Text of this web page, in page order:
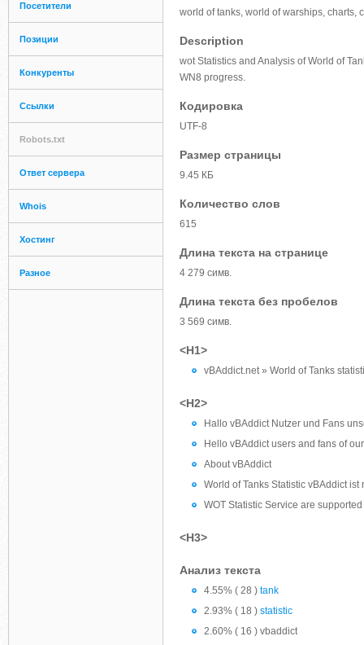
Посетители
Позиции
Конкуренты
Ссылки
Robots.txt
Ответ сервера
Whois
Хостинг
Разное
world of tanks, world of warships, charts,
Description
wot Statistics and Analysis of World of
WN8 progress.
Кодировка
UTF-8
Размер страницы
9.45 КБ
Количество слов
615
Длина текста на странице
4 279 симв.
Длина текста без пробелов
3 569 симв.
<H1>
vBAddict.net » World of Tanks
<H2>
Hallo vBAddict Nutzer und Fans
Hello vBAddict users and fans of
About vBAddict
World of Tanks Statistic vBAddict ist
WOT Statistic Service are supported
<H3>
Анализ текста
4.55% ( 28 ) tank
2.93% ( 18 ) statistic
2.60% ( 16 ) vbaddict